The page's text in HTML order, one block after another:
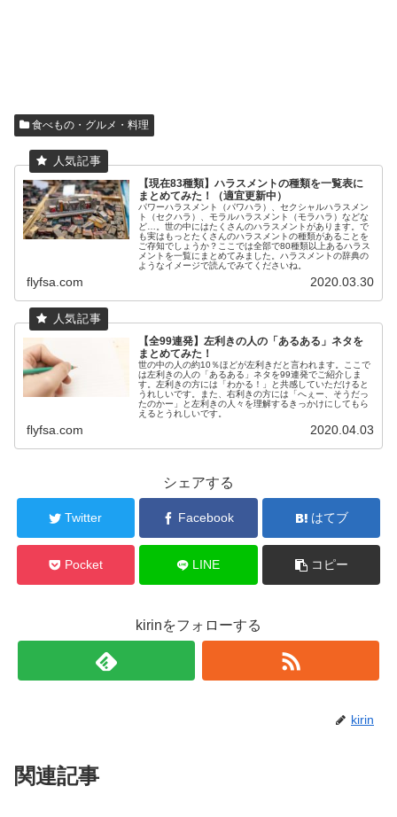
食べもの・グルメ・料理
【現在83種類】ハラスメントの種類を一覧表に
まとめてみた！（適宜更新中）
パワーハラスメント（パワハラ）、セクシャルハラスメン
ト（セクハラ）、モラルハラスメント（モラハラ）などな
ど…。世の中にはたくさんのハラスメントがあります。で
も実はもっとたくさんのハラスメントの種類があることを
ご存知でしょうか？ここでは全部で80種類以上あるハラス
メントを一覧にまとめてみました。ハラスメントの辞典の
ようなイメージで読んでみてくださいね。
flyfsa.com 2020.03.30
【全99連発】左利きの人の「あるある」ネタを
まとめてみた！
世の中の人の約10％ほどが左利きだと言われます。ここで
は左利きの人の「あるある」ネタを99連発でご紹介しま
す。左利きの方には「わかる！」と共感していただけると
うれしいです。また、右利きの方には「へぇー、そうだっ
たのかー」と左利きの人々を理解するきっかけにしてもら
えるとうれしいです。
flyfsa.com 2020.04.03
シェアする
Twitter Facebook はてブ
Pocket LINE コピー
kirinをフォローする
kirin
関連記事